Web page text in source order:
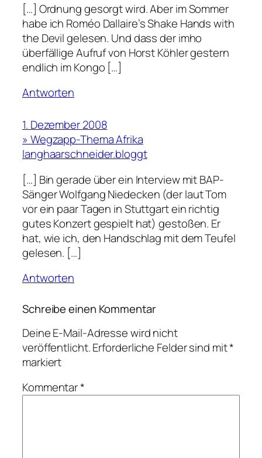
[…] Ordnung gesorgt wird. Aber im Sommer
habe ich Roméo Dallaire’s Shake Hands with
the Devil gelesen. Und dass der imho
überfällige Aufruf von Horst Köhler gestern
endlich im Kongo […]
Antworten
1. Dezember 2008
» Wegzapp-Thema Afrika
langhaarschneider.bloggt
[…] Bin gerade über ein Interview mit BAP-
Sänger Wolfgang Niedecken (der laut Tom
vor ein paar Tagen in Stuttgart ein richtig
gutes Konzert gespielt hat) gestoßen. Er
hat, wie ich, den Handschlag mit dem Teufel
gelesen. […]
Antworten
Schreibe einen Kommentar
Deine E-Mail-Adresse wird nicht
veröffentlicht.Erforderliche Felder sind mit*
markiert
Kommentar*